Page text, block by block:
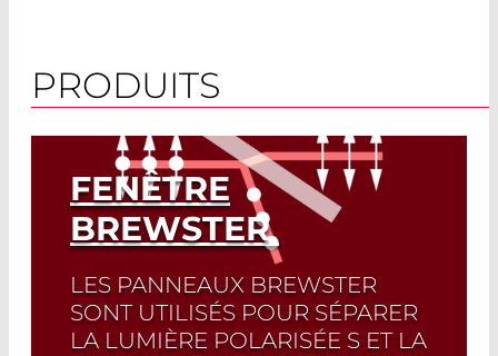
PRODUITS
FENÊTRE
BREWSTER
LES PANNEAUX BREWSTER
SONT UTILISÉS POUR SÉPARER
LA LUMIÈRE POLARISÉE S ET LA